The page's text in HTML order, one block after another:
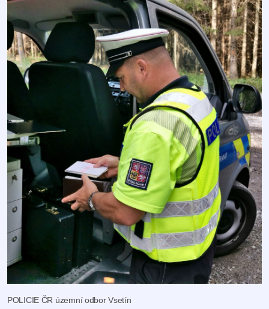
POLICIE ČR územní odbor Vsetín